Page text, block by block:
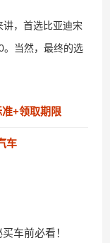
，首选比亚迪宋
。当然，最终的选
准+领取期限
车
车前必看！